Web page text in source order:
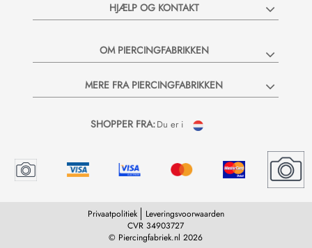
HJÆLP OG KONTAKT
OM PIERCINGFABRIKKEN
MERE FRA PIERCINGFABRIKKEN
SHOPPER FRA:Du er i
© Piercingfabriek.nl 2026
CVR 34903727
Privaatpolitiek Leveringsvoorwaarden